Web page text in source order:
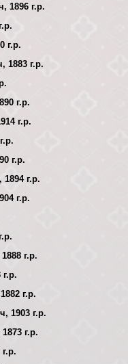
1896 г.р.
г.р.
1883 г.р.
г.р.
г.р.
г.р.
г.р.
г.р.
г.р.
г.р.
1903 г.р.
г.р.